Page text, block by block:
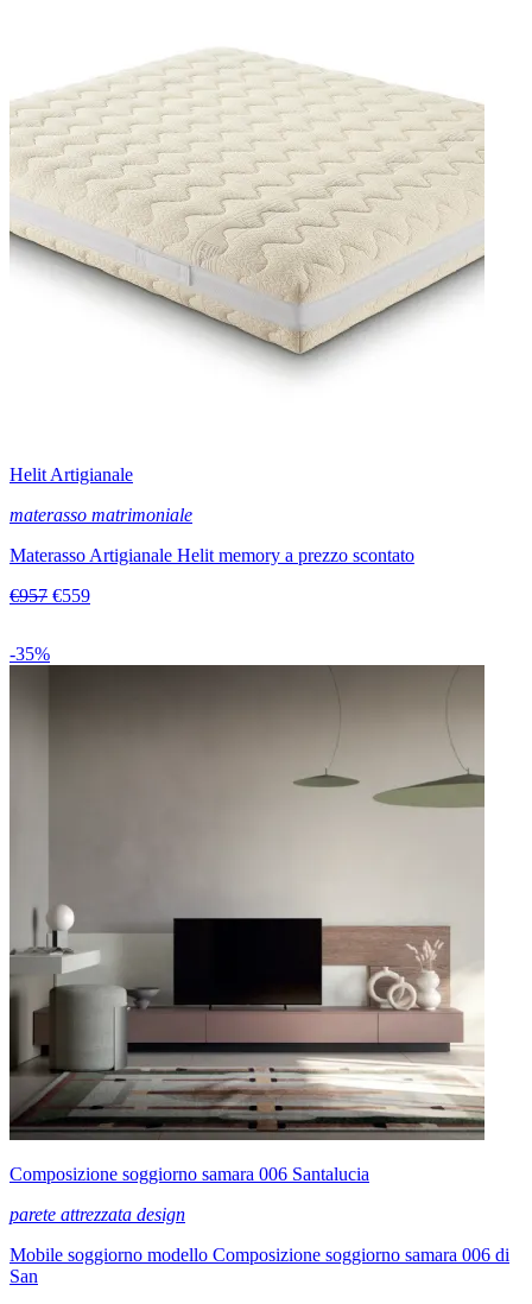
Helit Artigianale
materasso matrimoniale
Materasso Artigianale Helit memory a prezzo scontato
€957 €559
-35%
Composizione soggiorno samara 006 Santalucia
parete attrezzata design
Mobile soggiorno modello Composizione soggiorno samara 006 di
San